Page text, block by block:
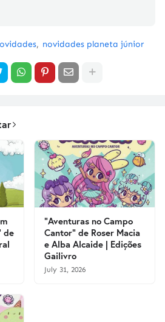
novidades planeta júnior
de
"Aventuras no Campo
Cantor" de Roser Macia
e Alba Alcaide | Edições
Gailivro
July 31, 2026